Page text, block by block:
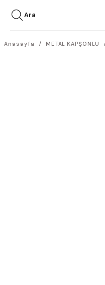
Ara
Anasayfa METAL KAPŞONLU